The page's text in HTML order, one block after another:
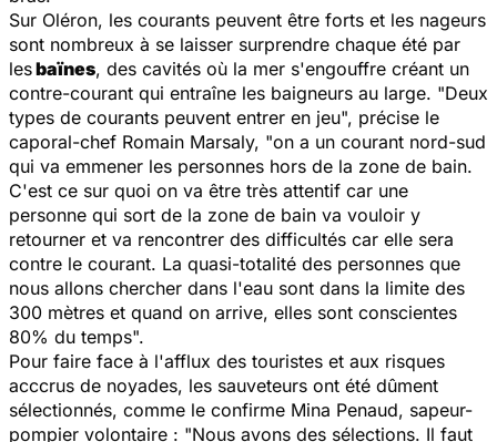
Sur Oléron, les courants peuvent être forts et les nageurs
sont nombreux à se laisser surprendre chaque été par
lesbaïnes, des cavités où la mer s'engouffre créant un
contre-courant qui entraîne les baigneurs au large. "Deux
types de courants peuvent entrer en jeu", précise le
caporal-chef Romain Marsaly, "on a un courant nord-sud
qui va emmener les personnes hors de la zone de bain.
C'est ce sur quoi on va être très attentif car une
personne qui sort de la zone de bain va vouloir y
retourner et va rencontrer des difficultés car elle sera
contre le courant. La quasi-totalité des personnes que
nous allons chercher dans l'eau sont dans la limite des
300 mètres et quand on arrive, elles sont conscientes
80% du temps".
Pour faire face à l'afflux des touristes et aux risques
acccrus de noyades, les sauveteurs ont été dûment
sélectionnés, comme le confirme Mina Penaud, sapeur-
pompier volontaire : "Nous avons des sélections. Il faut